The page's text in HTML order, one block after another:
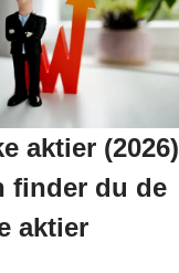
aktier (2026)
finder du de
aktier